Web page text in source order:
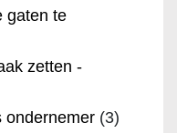
gaten te
zetten -
ondernemer (3)